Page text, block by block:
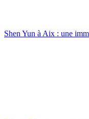
Shen Yun à Aix : une